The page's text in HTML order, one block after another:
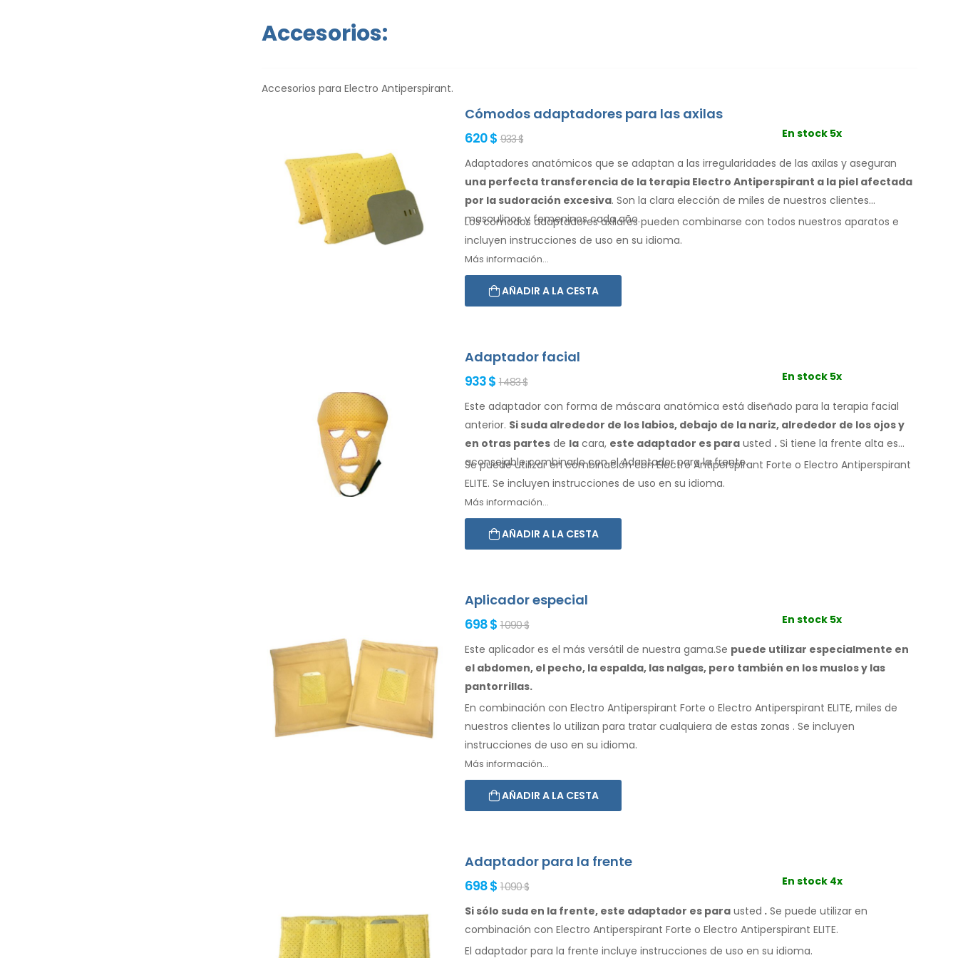
Accesorios:
Accesorios para Electro Antiperspirant.
Cómodos adaptadores para las axilas
620 $ 933 $ En stock 5x
Adaptadores anatómicos que se adaptan a las irregularidades de las axilas y aseguran
una perfecta transferencia de la terapia Electro Antiperspirant a la piel afectada
por la sudoración excesiva. Son la clara elección de miles de nuestros clientes
masculinosy femeninoscada año.
Los cómodos adaptadoresaxilarespueden combinarse con todos nuestros aparatos e
incluyen instrucciones de uso en su idioma.
Más información...
AÑADIR A LA CESTA
Adaptador facial
933 $ 1 483 $ En stock 5x
Este adaptador con forma de máscara anatómica está diseñado para la terapia facial
anterior. Si suda alrededor de los labios, debajo de la nariz, alrededor de los ojosy
en otras partes de la cara, este adaptador es para usted . Si tiene la frente alta es
aconsejable combinarlocon el Adaptadorpara la frente.
Se puede utilizar en combinación con Electro Antiperspirant Forte o Electro Antiperspirant
ELITE. Se incluyen instrucciones de uso en su idioma.
Más información...
AÑADIR A LA CESTA
Aplicador especial
698 $ 1 090 $ En stock 5x
Este aplicador es el más versátil de nuestra gama.Se puede utilizar especialmente en
el abdomen, el pecho, la espalda, las nalgas, pero también en los muslosy las
pantorrillas.
En combinación con Electro Antiperspirant Forte o Electro Antiperspirant ELITE, miles de
nuestros clientes lo utilizan para tratar cualquiera de estas zonas . Se incluyen
instrucciones de uso en su idioma.
Más información...
AÑADIR A LA CESTA
Adaptador para la frente
698 $ 1 090 $ En stock 4x
Si sólo suda en la frente, este adaptador es para usted . Se puede utilizar en
combinación con Electro Antiperspirant Forte o Electro Antiperspirant ELITE.
El adaptador para la frente incluye instrucciones de uso en su idioma.